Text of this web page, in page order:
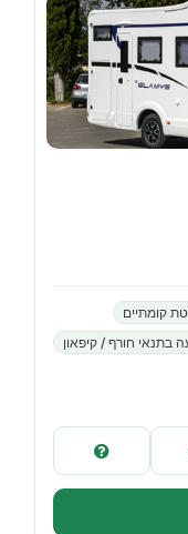
קומתיים
בתנאי חורף / קיפאון